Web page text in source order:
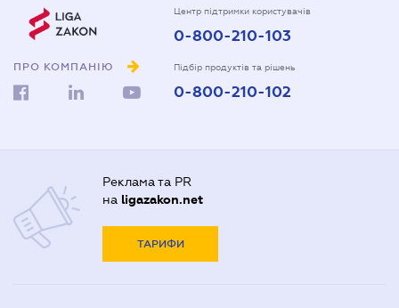
ПРО КОМПАНІЮ
Центр підтримки користувачів
0-800-210-103
Підбір продуктів та рішень
0-800-210-102
Реклама та PR
на ligazakon.net
ТАРИФИ